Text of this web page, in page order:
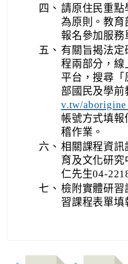
四、 請原住民重
為原則。教育
報名參加服
五、 有關旨揭法
程兩部分，線
平台，搜尋
部國民及學
v.tw/
帳號方式填
稽作業。
六、 相關課程資訊
育及文化研
仁先生04-
七、 檢附實體研
習課程表單